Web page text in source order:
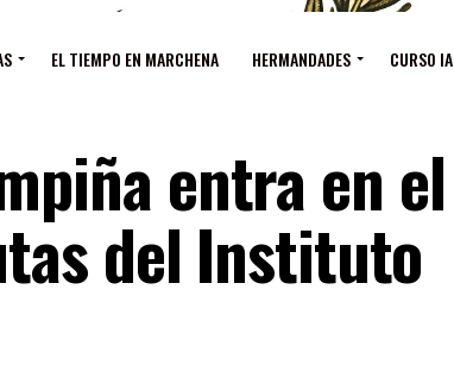
EL TIEMPO EN MARCHENA HERMANDADES CURSO IA
entra en el
del Instituto